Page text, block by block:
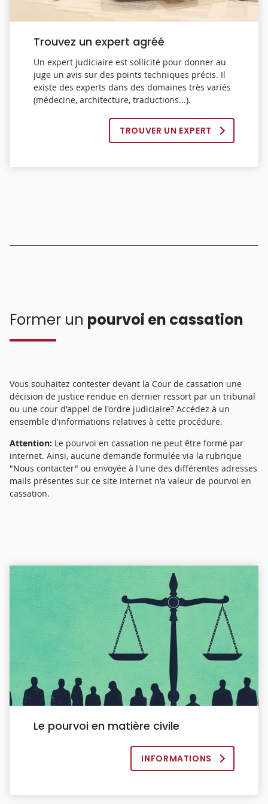
Trouvez un expert agréé
Un expert judiciaire est sollicité pour donner au
juge un avis sur des points techniques précis. Il
existe des experts dans des domaines très variés
(médecine, architecture, traductions...).
TROUVER UN EXPERT
Former un pourvoi en cassation
Vous souhaitez contester devant la Cour de cassation une
décision de justice rendue en dernier ressort par un tribunal
ou une cour d'appel de l'ordre judiciaire? Accédez à un
ensemble d'informations relatives à cette procédure.
Attention: Le pourvoi en cassation ne peut être formé par
internet. Ainsi, aucune demande formulée via la rubrique
"Nous contacter" ou envoyée à l'une des différentes adresses
mails présentes sur ce site internet n'a valeur de pourvoi en
cassation.
Le pourvoi en matière civile
INFORMATIONS